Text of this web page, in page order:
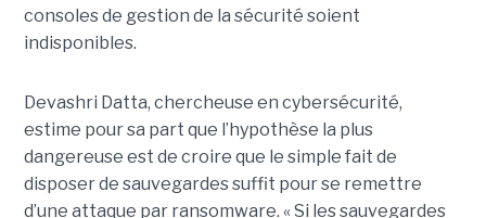
consoles de gestion de la sécurité soient
indisponibles.
Devashri Datta, chercheuse en cybersécurité,
estime pour sa part que l’hypothèse la plus
dangereuse est de croire que le simple fait de
disposer de sauvegardes suffit pour se remettre
d’une attaque par ransomware. « Si les sauvegardes